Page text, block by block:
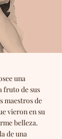
una
fruto de sus
maestros de
vieron en su
belleza.
de una